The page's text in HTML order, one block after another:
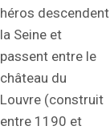
héros descendent
la Seine et
passent entre le
château du
Louvre (construit
entre 1190 et